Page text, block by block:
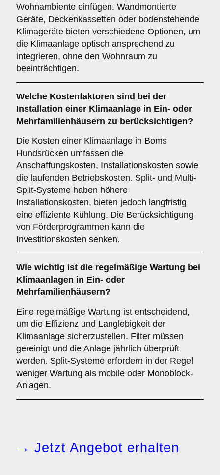
Wohnambiente einfügen. Wandmontierte
Geräte, Deckenkassetten oder bodenstehende
Klimageräte bieten verschiedene Optionen, um
die Klimaanlage optisch ansprechend zu
integrieren, ohne den Wohnraum zu
beeinträchtigen.
Welche Kostenfaktoren sind bei der
Installation einer Klimaanlage in Ein- oder
Mehrfamilienhäusern zu berücksichtigen?
Die Kosten einer Klimaanlage in Boms
Hundsrücken umfassen die
Anschaffungskosten, Installationskosten sowie
die laufenden Betriebskosten. Split- und Multi-
Split-Systeme haben höhere
Installationskosten, bieten jedoch langfristig
eine effiziente Kühlung. Die Berücksichtigung
von Förderprogrammen kann die
Investitionskosten senken.
Wie wichtig ist die regelmäßige Wartung bei
Klimaanlagen in Ein- oder
Mehrfamilienhäusern?
Eine regelmäßige Wartung ist entscheidend,
um die Effizienz und Langlebigkeit der
Klimaanlage sicherzustellen. Filter müssen
gereinigt und die Anlage jährlich überprüft
werden. Split-Systeme erfordern in der Regel
weniger Wartung als mobile oder Monoblock-
Anlagen.
→ Jetzt Angebot erhalten